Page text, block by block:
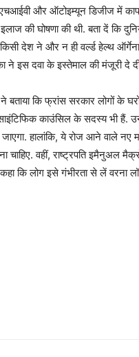
एचआईवी और ऑटोइम्‍यून डिजीज में
की घोषणा की थी. बता दें कि
देश ने और न ही वर्ल्‍ड हेल्‍थ
ने इस दवा के इस्‍तेमाल की मंजूरी दे
कि फ्रांस सरकार लोगों के
काउंसिल के सदस्‍य भी हैं.
हालांकि, ये रोज आने वाले नए
वहीं, राष्‍ट्रपति इमैनुअल
कि लोग इसे गंभीरता से लें वरना